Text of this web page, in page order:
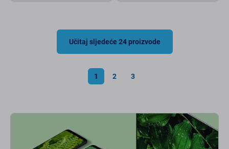
Učitaj sljedeće 24 proizvode
1 2 3